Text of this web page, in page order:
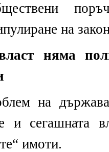
на
няма
на
и сегашната
имоти.